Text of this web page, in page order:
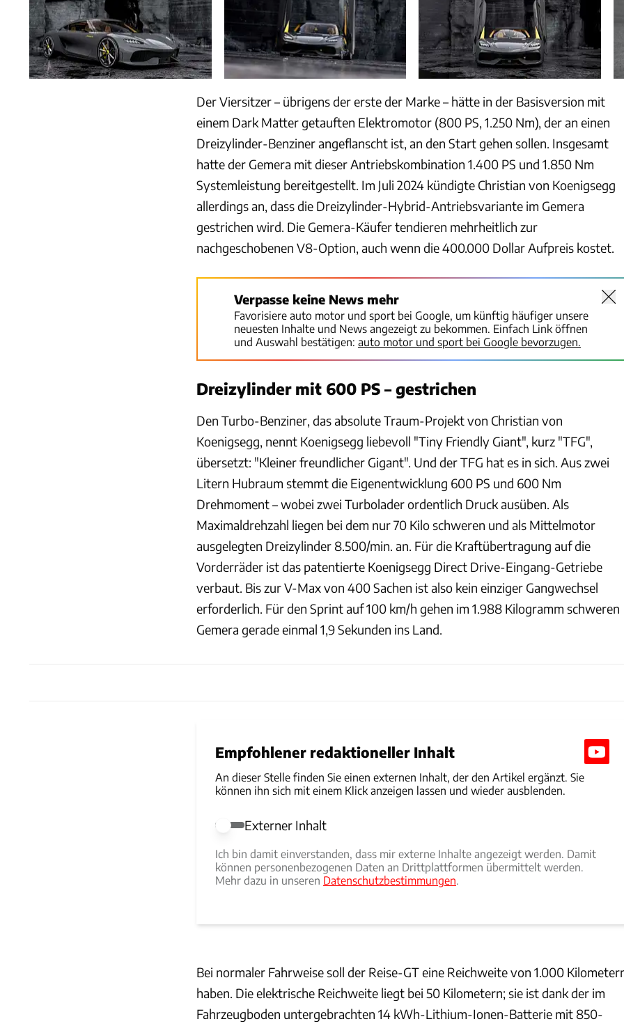
Der Viersitzer – übrigens der erste der Marke – hätte in der Basisversion mit
einem Dark Matter getauften Elektromotor (800 PS, 1.250 Nm), der an einen
Dreizylinder-Benziner angeflanscht ist, an den Start gehen sollen. Insgesamt
hatte der Gemera mit dieser Antriebskombination 1.400 PS und 1.850 Nm
Systemleistung bereitgestellt. Im Juli 2024 kündigte Christian von Koenigsegg
allerdings an, dass die Dreizylinder-Hybrid-Antriebsvariante im Gemera
gestrichen wird. Die Gemera-Käufer tendieren mehrheitlich zur
nachgeschobenen V8-Option, auch wenn die 400.000 Dollar Aufpreis kostet.
Verpasse keine News mehr
Favorisiere auto motor und sport bei Google, um künftig häufiger unsere
neuesten Inhalte und News angezeigt zu bekommen. Einfach Link öffnen
und Auswahl bestätigen: auto motor und sport bei Google bevorzugen.
Dreizylinder mit 600 PS – gestrichen
Den Turbo-Benziner, das absolute Traum-Projekt von Christian von
Koenigsegg, nennt Koenigsegg liebevoll "Tiny Friendly Giant", kurz "TFG",
übersetzt: "Kleiner freundlicher Gigant". Und der TFG hat es in sich. Aus zwei
Litern Hubraum stemmt die Eigenentwicklung 600 PS und 600 Nm
Drehmoment – wobei zwei Turbolader ordentlich Druck ausüben. Als
Maximaldrehzahl liegen bei dem nur 70 Kilo schweren und als Mittelmotor
ausgelegten Dreizylinder 8.500/min. an. Für die Kraftübertragung auf die
Vorderräder ist das patentierte Koenigsegg Direct Drive-Eingang-Getriebe
verbaut. Bis zur V-Max von 400 Sachen ist also kein einziger Gangwechsel
erforderlich. Für den Sprint auf 100 km/h gehen im 1.988 Kilogramm schweren
Gemera gerade einmal 1,9 Sekunden ins Land.
Empfohlener redaktioneller Inhalt
An dieser Stelle finden Sie einen externen Inhalt, der den Artikel ergänzt. Sie
können ihn sich mit einem Klick anzeigen lassen und wieder ausblenden.
Externer Inhalt erlauben
Externer Inhalt
Ich bin damit einverstanden, dass mir externe Inhalte angezeigt werden. Damit
können personenbezogenen Daten an Drittplattformen übermittelt werden.
Mehr dazu in unseren Datenschutzbestimmungen.
Bei normaler Fahrweise soll der Reise-GT eine Reichweite von 1.000
haben. Die elektrische Reichweite liegt bei 50 Kilometern; sie ist dank der im
Fahrzeugboden untergebrachten 14 kWh-Lithium-Ionen-Batterie mit 850-